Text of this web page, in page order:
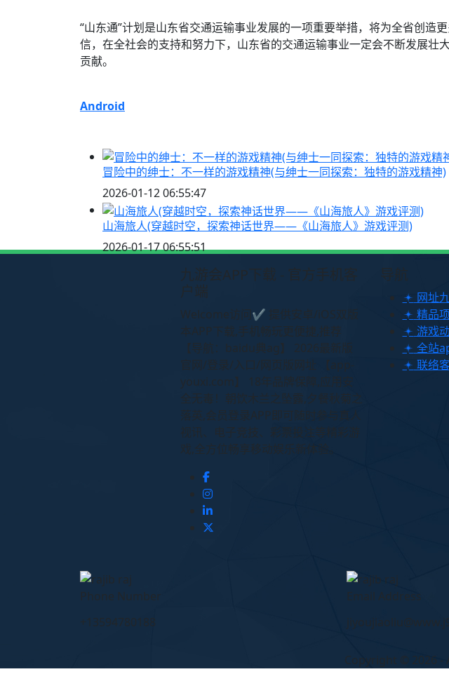
“山东通”计划是山东省交通运输事业发展的一项重要举措，将为全省创造
信，在全社会的支持和努力下，山东省的交通运输事业一定会不断发展壮
贡献。
Android
冒险中的绅士：不一样的游戏精神(与绅士一同探索：独特的游戏精神)
2026-01-12 06:55:47
山海旅人(穿越时空，探索神话世界——《山海旅人》游戏评测)
2026-01-17 06:55:51
九游会APP下载 - 官方手机客
户端
Welcome访问✔ 提供安卓/iOS双版
本APP下载,手机畅玩更便捷,推荐
【导航：baidu典ag】 2026最新版
官网/登录/入口/网页版网址 【app-
youxi.com】 18年品牌保障,应用安
全无毒！朝饮木兰之坠露,夕餐秋菊之
落英,会员登录APP即可随时参与真人
视讯、电子竞技、彩票投注等精彩游
戏,全方位畅享移动娱乐新体验。
导航
网址
精品
游戏
全站
联络
Phone Number
+13594780188
Email Address
Copyright © 2026 -